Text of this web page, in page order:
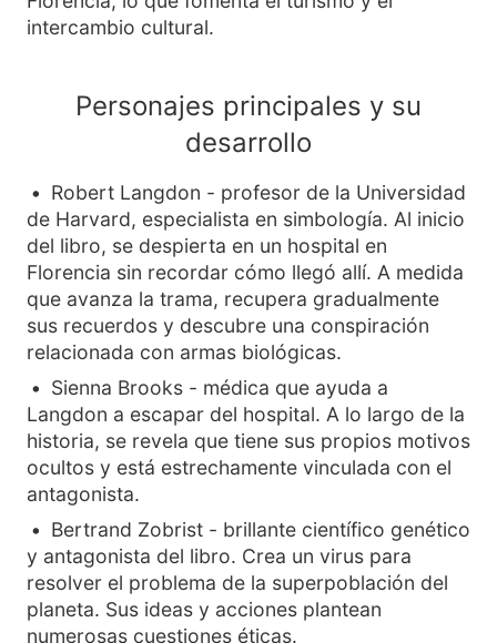
intercambio cultural.
Personajes principales y su
desarrollo
Robert Langdon - profesor de la Universidad
de Harvard, especialista en simbología. Al inicio
del libro, se despierta en un hospital en
Florencia sin recordar cómo llegó allí. A medida
que avanza la trama, recupera gradualmente
sus recuerdos y descubre una conspiración
relacionada con armas biológicas.
Sienna Brooks - médica que ayuda a
Langdon a escapar del hospital. A lo largo de la
historia, se revela que tiene sus propios motivos
ocultos y está estrechamente vinculada con el
antagonista.
Bertrand Zobrist - brillante científico genético
y antagonista del libro. Crea un virus para
resolver el problema de la superpoblación del
planeta. Sus ideas y acciones plantean
numerosas cuestiones éticas.